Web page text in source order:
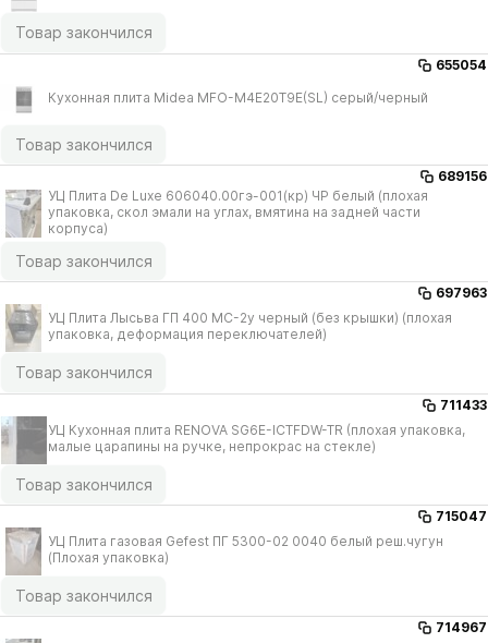
Товар закончился
655054
Кухонная плита Midea MFO-M4E20T9E(SL) серый/​черный
Товар закончился
689156
УЦ Плита De Luxe 606040.00гэ-001(кр) ЧР белый (плохая
упаковка, скол эмали на углах, вмятина на задней части
корпуса)
Товар закончился
697963
УЦ Плита Лысьва ГП 400 МС-2у черный (без крышки) (плохая
упаковка, деформация переключателей)
Товар закончился
711433
УЦ Кухонная плита RENOVA SG6E-ICTFDW-TR (плохая упаковка,
малые царапины на ручке, непрокрас на стекле)
Товар закончился
715047
УЦ Плита газовая Gefest ПГ 5300-02 0040 белый реш.чугун
(Плохая упаковка)
Товар закончился
714967